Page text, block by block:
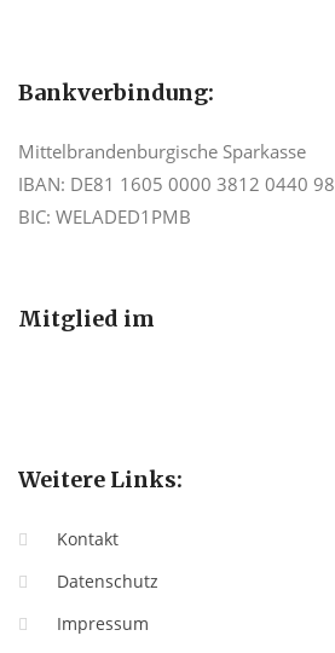
Bankverbindung:
Mittelbrandenburgische Sparkasse
IBAN: DE81 1605 0000 3812 0440 98
BIC: WELADED1PMB
Mitglied im
Weitere Links:
Kontakt
Datenschutz
Impressum